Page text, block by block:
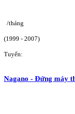
/tháng
(1999 - 2007)
Tuyển:
Nagano - Đứng máy